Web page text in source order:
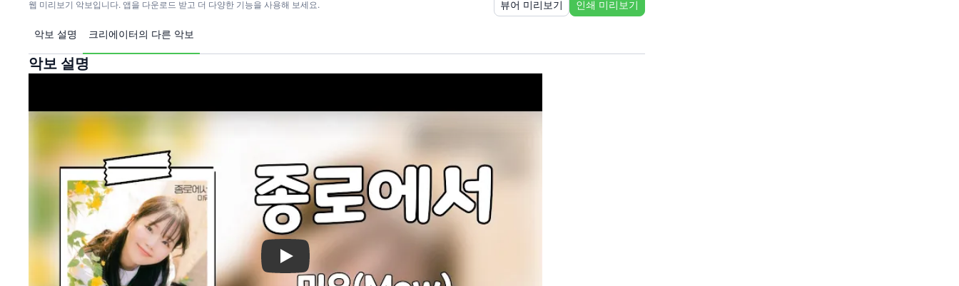
웹 미리보기 악보입니다. 앱을 다운로드 받고 더 다양한 기능을 사용해 보세요. 뷰어 미리보기 인쇄 미리보기
악보 설명 크리에이터의 다른 악보
악보 설명
Play